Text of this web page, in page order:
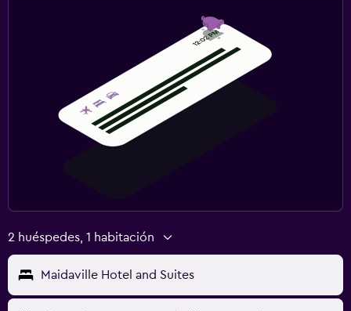
2 huéspedes, 1 habitación
Maidaville Hotel and Suites